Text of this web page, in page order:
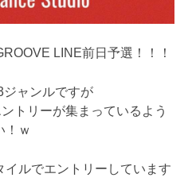
LINE前日予選！！！
ジャンルですが
トリーが集まっているよう
！ｗ
イルでエントリーしています